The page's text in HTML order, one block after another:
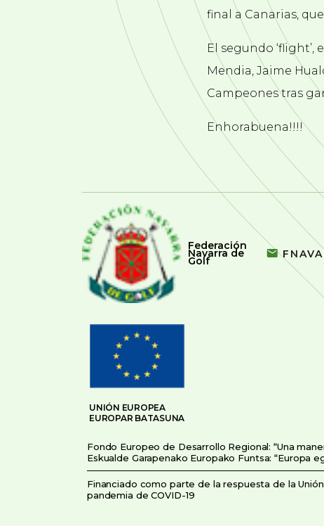
final a Canarias,
El segundo
Mendia, Jaime
Campeones tras
Enhorabuena!!!!
Federación
Navarra de
Golf
UNIÓN EUROPEA
EUROPAR BATASUNA
Fondo Europeo de Desarrollo Regional: “Una
Eskualde Garapenako Europako Funtsa: “Europa
Financiado como parte de la respuesta de la Unión
pandemia de COVID-19